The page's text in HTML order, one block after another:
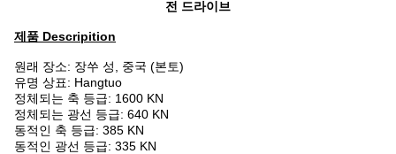
전 드라이브
제품 Descripition
원래 장소: 장쑤 성, 중국 (본토)
유명 상표: Hangtuo
정체되는 축 등급: 1600 KN
정체되는 광선 등급: 640 KN
동적인 축 등급: 385 KN
동적인 광선 등급: 335 KN